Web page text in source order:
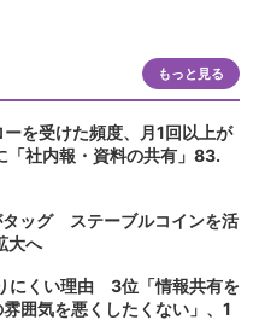
もっと見る
を受けた頻度、月1回以上が
社内報・資料の共有」83.
ッグ ステーブルコインを活
大へ
にくい理由 3位「情報共有を
囲気を悪くしたくない」、1